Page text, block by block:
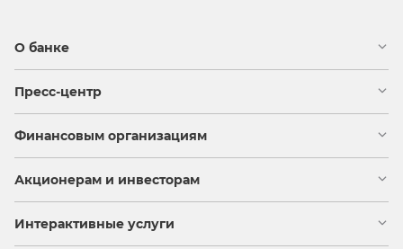
О банке
Пресс-центр
Финансовым организациям
Акционерам и инвесторам
Интерактивные услуги